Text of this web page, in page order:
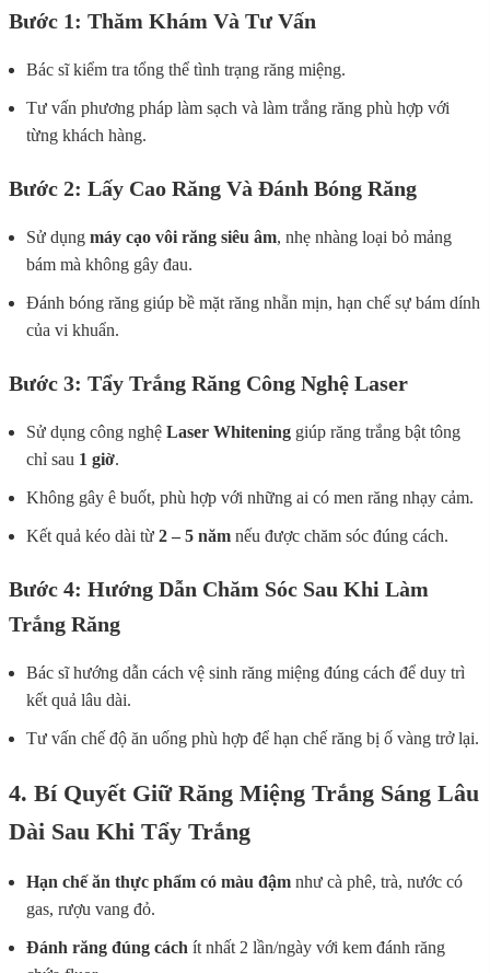
Bước 1: Thăm Khám Và Tư Vấn
Bác sĩ kiểm tra tổng thể tình trạng răng miệng.
Tư vấn phương pháp làm sạch và làm trắng răng phù hợp với
từng khách hàng.
Bước 2: Lấy Cao Răng Và Đánh Bóng Răng
Sử dụng máy cạo vôi răng siêu âm, nhẹ nhàng loại bỏ mảng
bám mà không gây đau.
Đánh bóng răng giúp bề mặt răng nhẵn mịn, hạn chế sự bám dính
của vi khuẩn.
Bước 3: Tẩy Trắng Răng Công Nghệ Laser
Sử dụng công nghệ Laser Whitening giúp răng trắng bật tông
chỉ sau 1 giờ.
Không gây ê buốt, phù hợp với những ai có men răng nhạy cảm.
Kết quả kéo dài từ 2 – 5 năm nếu được chăm sóc đúng cách.
Bước 4: Hướng Dẫn Chăm Sóc Sau Khi Làm
Trắng Răng
Bác sĩ hướng dẫn cách vệ sinh răng miệng đúng cách để duy trì
kết quả lâu dài.
Tư vấn chế độ ăn uống phù hợp để hạn chế răng bị ố vàng trở lại.
4. Bí Quyết Giữ Răng Miệng Trắng Sáng Lâu
Dài Sau Khi Tẩy Trắng
Hạn chế ăn thực phẩm có màu đậm như cà phê, trà, nước có
gas, rượu vang đỏ.
Đánh răng đúng cách ít nhất 2 lần/ngày với kem đánh răng